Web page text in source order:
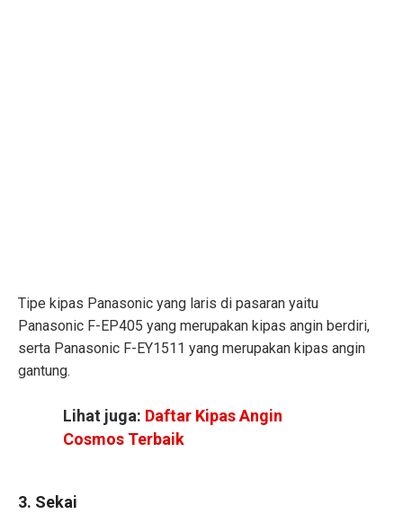
Tipe kipas Panasonic yang laris di pasaran yaitu
Panasonic F-EP405 yang merupakan kipas angin berdiri,
serta Panasonic F-EY1511 yang merupakan kipas angin
gantung.
Lihat juga: Daftar Kipas Angin
Cosmos Terbaik
3. Sekai